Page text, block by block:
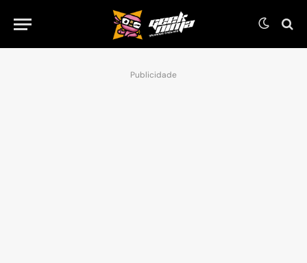
Publicidade